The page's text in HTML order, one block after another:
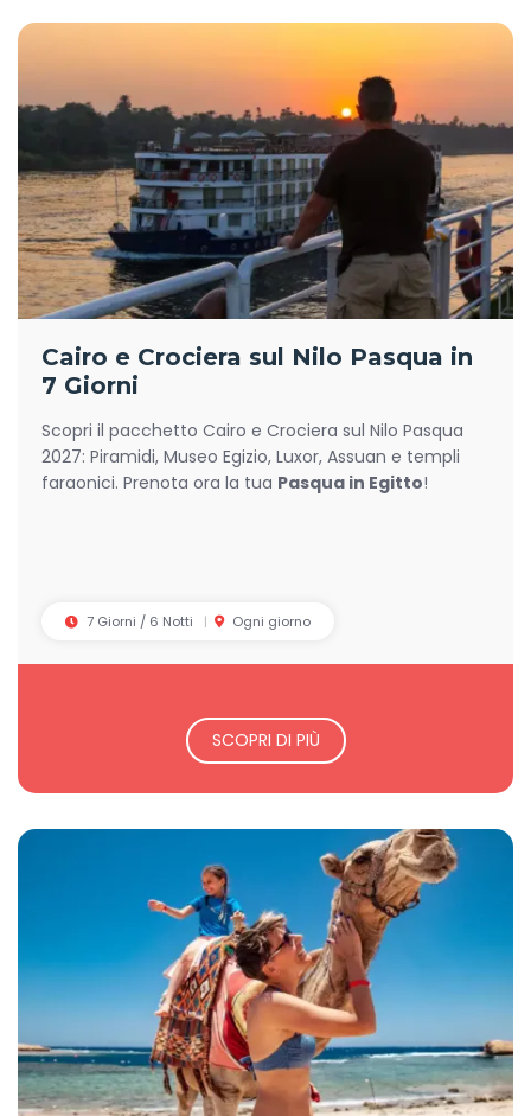
Cairo e Crociera sul Nilo Pasqua in
7 Giorni
Scopri il pacchetto Cairo e Crociera sul Nilo Pasqua
2027: Piramidi, Museo Egizio, Luxor, Assuan e templi
faraonici. Prenota ora la tua Pasqua in Egitto!
7 Giorni / 6 Notti Ogni giorno
SCOPRI DI PIÙ